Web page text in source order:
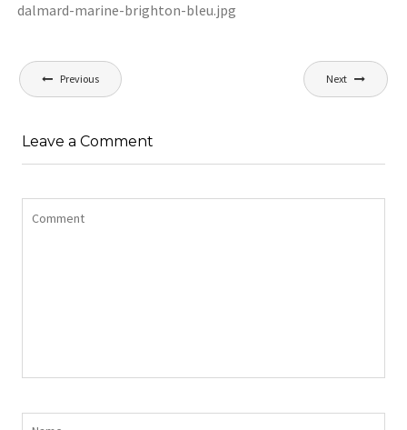
dalmard-marine-brighton-bleu.jpg
Navigation
de
Previous Next
Leave a Comment